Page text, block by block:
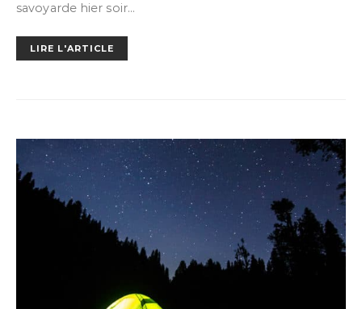
savoyarde hier soir…
LIRE L'ARTICLE